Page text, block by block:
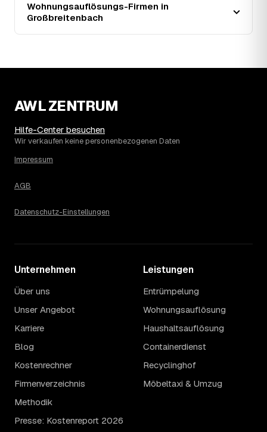
Endpreis zusätzlich. Den genauen Betrag für Ihre
Wohnung erfahren Sie erst nach einer kurzen,
kostenlosen Einschätzung.
Wohnungsauflösungs-Firmen in
Großbreitenbach
AWL ZENTRUM
Hilfe-Center besuchen
Wir verkaufen keine personenbezogenen Daten
Impressum
AGB
Datenschutz-Einstellungen
Unternehmen
Über uns
Unser Angebot
Karriere
Blog
Kostenrechner
Firmenverzeichnis
Methodik
Presse: Kostenreport 2026
Leistungen
Entrümpelung
Wohnungsauflösung
Haushaltsauflösung
Containerdienst
Recyclinghof
Möbeltaxi & Umzug